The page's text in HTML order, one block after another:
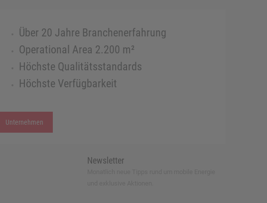
Über 20 Jahre Branchenerfahrung
Operational Area 2.200 m²
Höchste Qualitätsstandards
Höchste Verfügbarkeit
Unternehmen
Newsletter